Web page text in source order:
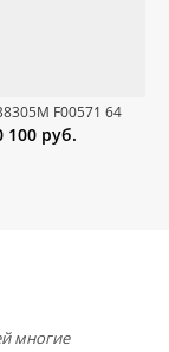
F00571 64
100 руб.
многие